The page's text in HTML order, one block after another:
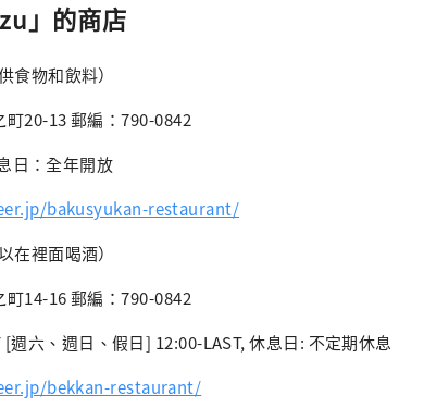
」的商店
食物和飲料）
20-13 郵編：790-0842
日：全年開放
bakusyukan-restaurant/
在裡面喝酒）
14-16 郵編：790-0842
週六、週日、假日] 12:00-LAST, 休息日: 不定期休息
bekkan-restaurant/